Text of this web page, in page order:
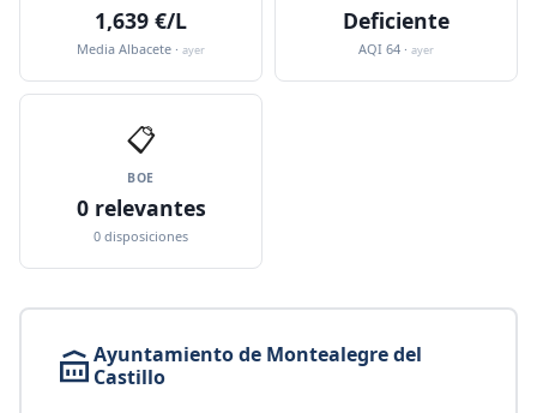
1,639 €/L
Media Albacete · ayer
Deficiente
AQI 64 · ayer
📋
BOE
0 relevantes
0 disposiciones
Ayuntamiento de Montealegre del
Castillo